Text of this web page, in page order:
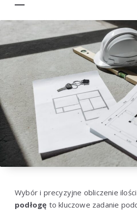
Wybór i precyzyjne obliczenie ilości
podłogę to kluczowe zadanie